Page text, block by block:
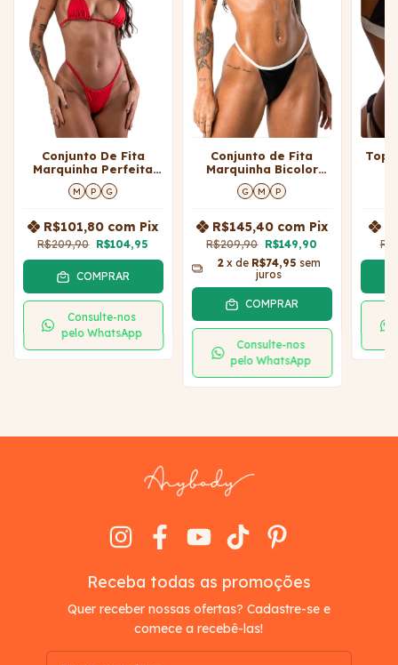
Conjunto De Fita
Marquinha Perfeita
Jojo Chic Red
M P G
R$209,90 R$104,95
R$101,80 com Pix
COMPRAR
Consulte-nos
pelo WhatsApp
Conjunto de Fita
Marquinha Bicolor
Jojo
G M P
R$209,90 R$149,90
R$145,40 com Pix
2 x de R$74,95 sem
juros
COMPRAR
Consulte-nos
pelo WhatsApp
Top
Receba todas as promoções
Quer receber nossas ofertas? Cadastre-se e
comece a recebê-las!